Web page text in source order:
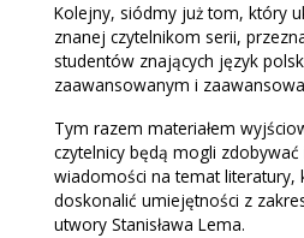
Kolejny, siódmy już tom, który
znanej czytelnikom serii,
studentów znających język
zaawansowanym i
Tym razem materiałem
czytelnicy będą mogli
wiadomości na temat literatury,
doskonalić umiejętności z
utwory Stanisława Lema.